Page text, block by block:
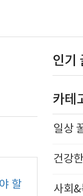
할
인기
카테
일상
건강
사회&